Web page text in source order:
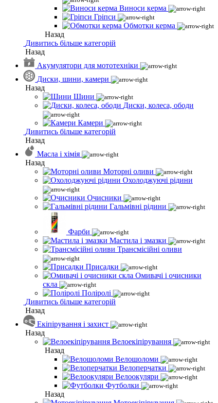
Виноси керма
Гріпси
Обмотки керма
Назад
Дивитись більше категорій
Назад
Акумулятори для мототехніки
Диски, шини, камери
Назад
Шини
Диски, колеса, ободи
Камери
Дивитись більше категорій
Назад
Масла і хімія
Назад
Моторні оливи
Охолоджуючі рідини
Очисники
Гальмівні рідини
Фарби
Мастила і змазки
Трансмісійні оливи
Присадки
Омивачі і очисники
скла
Поліролі
Дивитись більше категорій
Назад
Екіпірування і захист
Назад
Велоекіпірування
Назад
Велошоломи
Велоперчатки
Велоокуляри
Футболки
Назад